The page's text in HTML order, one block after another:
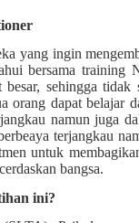
yang ingin
bersama training
sehingga
orang dapat belajar
namun juga
terjangkau
untuk
bangsa.
ini?